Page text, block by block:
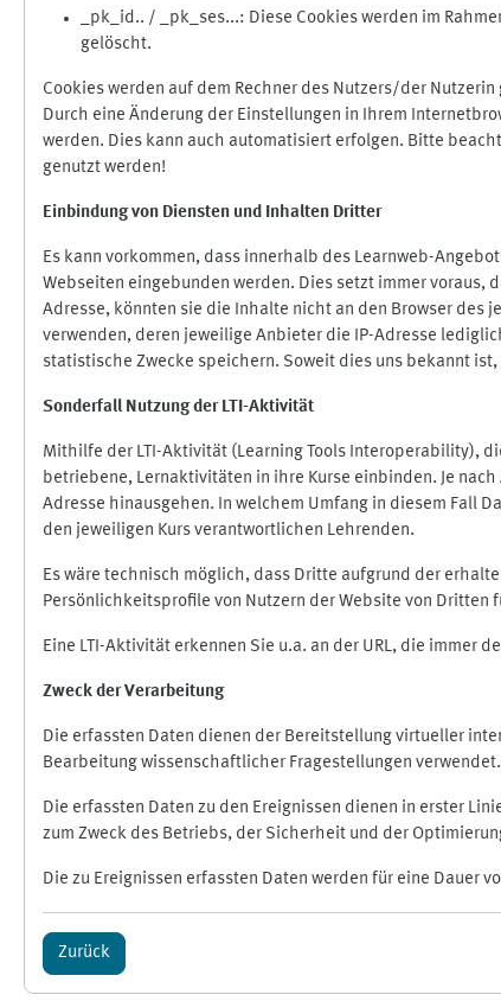
_pk_id.. / _pk_ses...: Diese Cookies werden im
gelöscht.
Cookies werden auf dem Rechner des Nutzers/der
Durch eine Änderung der Einstellungen in Ihrem
werden. Dies kann auch automatisiert erfolgen. Bitte
genutzt werden!
Einbindung von Diensten und Inhalten Dritter
Es kann vorkommen, dass innerhalb des Learnweb-
Webseiten eingebunden werden. Dies setzt immer
Adresse, könnten sie die Inhalte nicht an den Browser des
verwenden, deren jeweilige Anbieter die IP-Adresse
statistische Zwecke speichern. Soweit dies uns bekannt
Sonderfall Nutzung der LTI-Aktivität
Mithilfe der LTI-Aktivität (Learning Tools Interoperability),
betriebene, Lernaktivitäten in ihre Kurse einbinden. Je
Adresse hinausgehen. In welchem Umfang in diesem Fall
den jeweiligen Kurs verantwortlichen Lehrenden.
Es wäre technisch möglich, dass Dritte aufgrund der
Persönlichkeitsprofile von Nutzern der Website von Dritten
Eine LTI-Aktivität erkennen Sie u.a. an der URL, die
Zweck der Verarbeitung
Die erfassten Daten dienen der Bereitstellung virtueller
Bearbeitung wissenschaftlicher Fragestellungen verwendet.
Die erfassten Daten zu den Ereignissen dienen in erster
zum Zweck des Betriebs, der Sicherheit und der
Die zu Ereignissen erfassten Daten werden für eine Dauer
Zurück